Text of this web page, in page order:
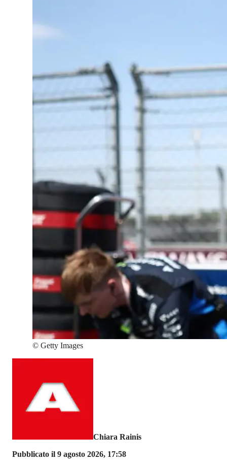
© Getty Images
Chiara Rainis
Pubblicato il 9 agosto 2026, 17:58